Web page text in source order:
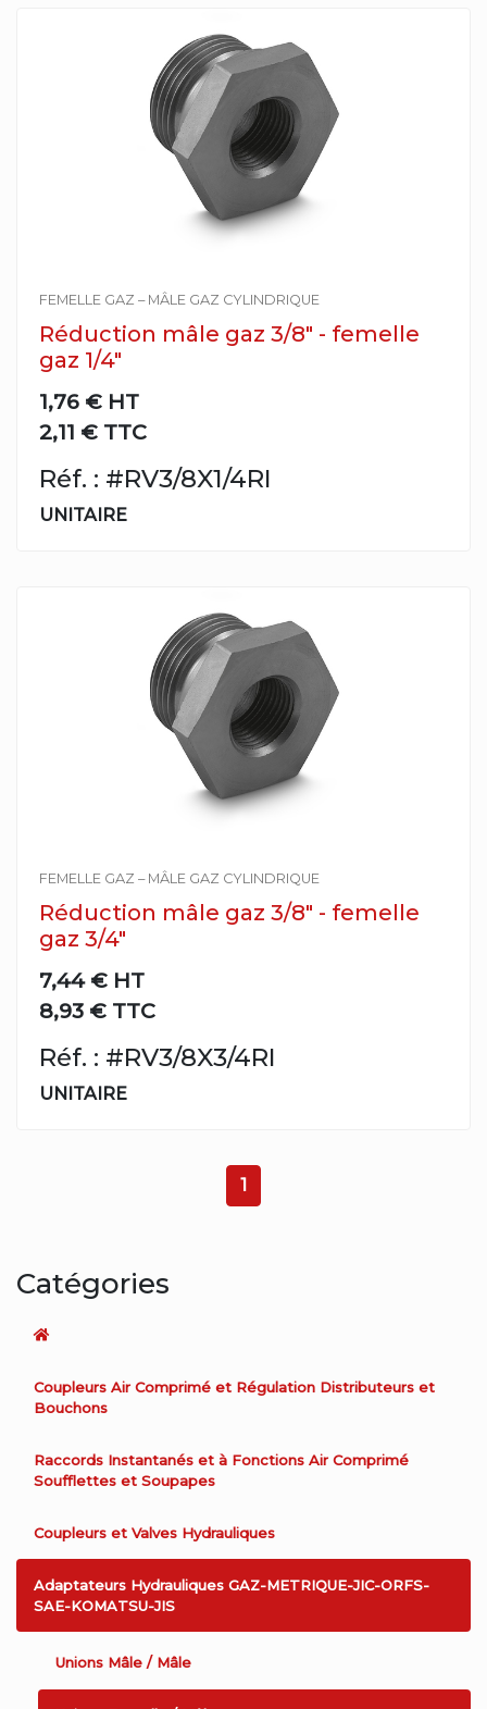
FEMELLE GAZ – MÂLE GAZ CYLINDRIQUE
Réduction mâle gaz 3/8" - femelle
gaz 1/4"
1,76 € HT
2,11 € TTC
Réf. : #RV3/8X1/4RI
UNITAIRE
FEMELLE GAZ – MÂLE GAZ CYLINDRIQUE
Réduction mâle gaz 3/8" - femelle
gaz 3/4"
7,44 € HT
8,93 € TTC
Réf. : #RV3/8X3/4RI
UNITAIRE
1
Catégories
Coupleurs Air Comprimé et Régulation Distributeurs et
Bouchons
Raccords Instantanés et à Fonctions Air Comprimé
Soufflettes et Soupapes
Coupleurs et Valves Hydrauliques
Adaptateurs Hydrauliques GAZ-METRIQUE-JIC-ORFS-
SAE-KOMATSU-JIS
Unions Mâle / Mâle